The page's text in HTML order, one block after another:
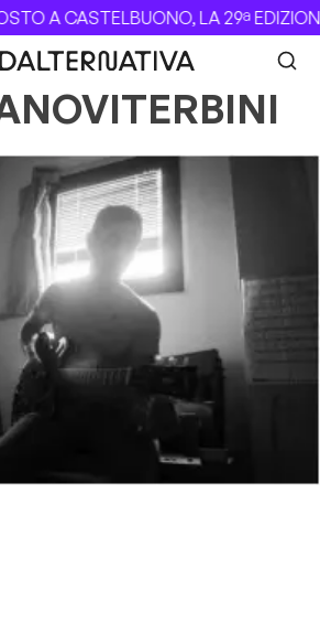
A CASTELBUONO, LA 29ª